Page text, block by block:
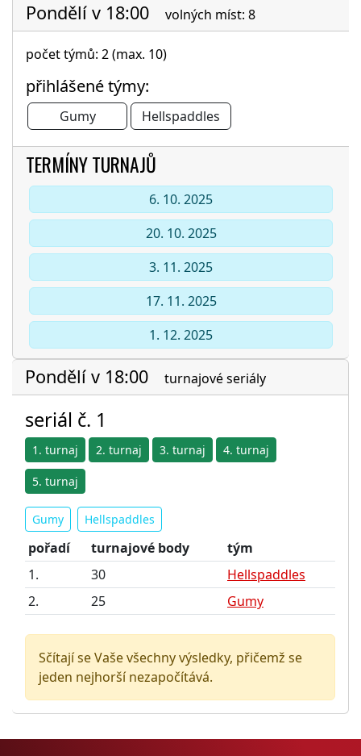
Pondělí v 18:00 volných míst: 8
počet týmů: 2 (max. 10)
přihlášené týmy:
Gumy Hellspaddles
TERMÍNY TURNAJŮ
6. 10. 2025
20. 10. 2025
3. 11. 2025
17. 11. 2025
1. 12. 2025
Pondělí v 18:00 turnajové seriály
seriál č. 1
1. turnaj 2. turnaj 3. turnaj 4. turnaj
5. turnaj
Gumy Hellspaddles
pořadí turnajové body
tým
1.
30
Hellspaddles
2.
25 Gumy
Sčítají se Vaše všechny výsledky, přičemž se
jeden nejhorší nezapočítává.